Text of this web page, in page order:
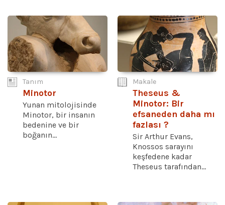
Tanım
Minotor
Yunan mitolojisinde
Minotor, bir insanın
bedenine ve bir
boğanın...
Makale
Theseus &
Minotor: Bir
efsaneden daha mı
fazlası ?
Sir Arthur Evans,
Knossos sarayını
keşfedene kadar
Theseus tarafından...